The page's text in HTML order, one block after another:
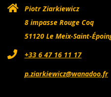
Piotr Ziarkiewicz
8 impasse Rouge Coq
51120 Le Meix-Saint-
+33 6 47 16 11 17
p.ziarkiewicz@wanadoo.fr